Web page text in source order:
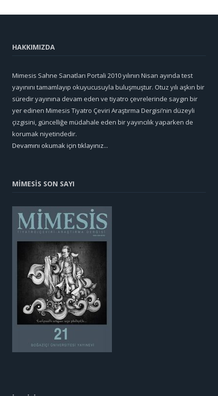
HAKKIMIZDA
Mimesis Sahne Sanatları Portali 2010 yılının Nisan ayında test
yayınını tamamlayıp okuyucusuyla buluşmuştur. Otuz yılı aşkın bir
süredir yayınına devam eden ve tiyatro çevrelerinde saygın bir
yer edinen Mimesis Tiyatro Çeviri Araştırma Dergisi’nin düzeyli
çizgisini, güncelliğe müdahale eden bir yayıncılık yaparken de
korumak niyetindedir.
Devamını okumak için tıklayınız...
MİMESİS SON SAYI